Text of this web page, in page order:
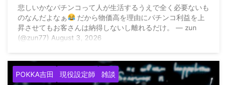
チンコ利益を上昇させてもお客さんは納得
しないし離れるだけ」
悲しいかなパチンコって人が生活するうえで全く必要ないも
のなんだよなぁ
だから物価高を理由にパチンコ利益を上
昇させてもお客さんは納得しないし離れるだけ。 — zun
(@zun77) August 3, 2026
POKKA吉田 現役設定師 雑談